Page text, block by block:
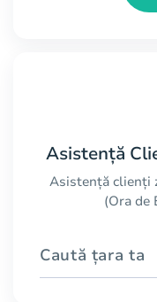
Asistență
Asistență clienți
(Ora de
Caută țara ta